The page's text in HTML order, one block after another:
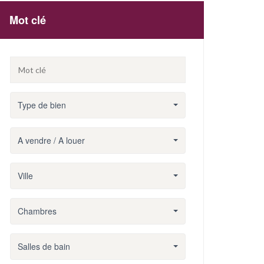
Mot clé
Type de bien
A vendre / A louer
Ville
Chambres
Salles de bain